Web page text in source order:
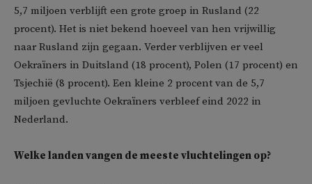
5,7 miljoen verblijft een grote groep in Rusland (22
procent). Het is niet bekend hoeveel van hen vrijwillig
naar Rusland zijn gegaan. Verder verblijven er veel
Oekraïners in Duitsland (18 procent), Polen (17 procent) en
Tsjechië (8 procent). Een kleine 2 procent van de 5,7
miljoen gevluchte Oekraïners verbleef eind 2022 in
Nederland.
Welke landen vangen de meeste vluchtelingen op?